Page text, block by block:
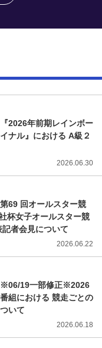
2026年前期レインボー
ナル』における A級２
2026.06.30
69 回オールスター競
杯女子オールスター競
者会見について
2026.06.22
※06/19一部修正※2026
組における 競走ごとの
いて
2026.06.18